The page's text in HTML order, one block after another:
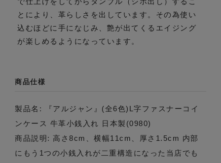
とにより、革らしさを出しています。その為使い
込むほどに手になじみ、艶が出てくるエイジング
が楽しめるようになっています。
商品仕様
製品名: 『アルジャン』(全6色)L字ファスナーコイ
ンケース 牛革小銭入れ 日本製(0980)
商品説明: 高さ8cm、横幅11cm、厚さ1.5cm 内部
にもう1つの小銭入れが二重構造になった当店でも